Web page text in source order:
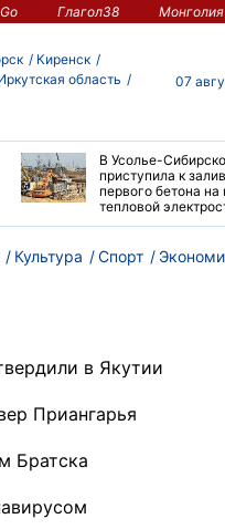
Глагол38 Монголия
Киренск
область
07
В Усолье-
приступила к
первого бетона на
тепловой
Культура Спорт
в Якутии
Приангарья
Братска